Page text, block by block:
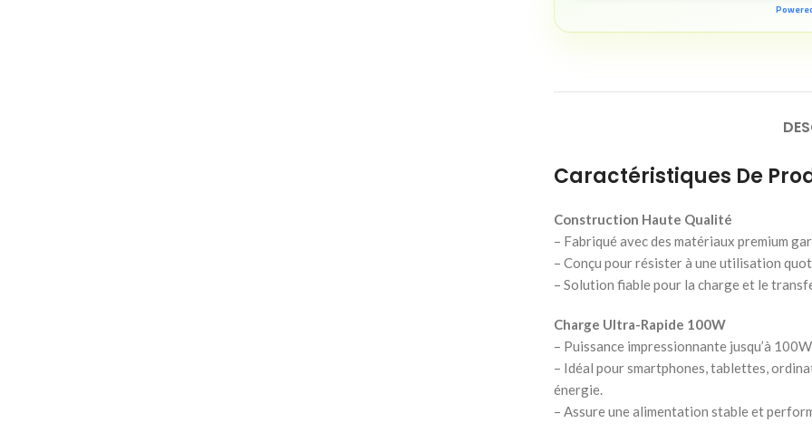
Caractéristiques De
Construction Haute Qualité
– Fabriqué avec des matériaux premium
– Conçu pour résister à une utilisation
– Solution fiable pour la charge et le
Charge Ultra-Rapide 100W
– Puissance impressionnante jusqu’à
– Idéal pour smartphones, tablettes,
énergie.
– Assure une alimentation stable et